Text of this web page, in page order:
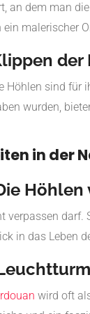
an dem man
malerischer
Höhlen sind für
wurden,
in der
Höhlen
in das Leben
wird oft